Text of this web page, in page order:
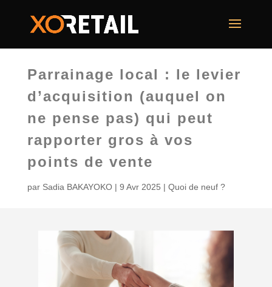
Parrainage local : le levier
d’acquisition (auquel on
ne pense pas) qui peut
rapporter gros à vos
points de vente
par Sadia BAKAYOKO| 9 Avr 2025 | Quoi de neuf ?